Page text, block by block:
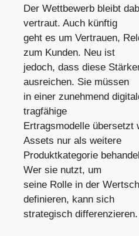
Der Wettbewerb bleibt
vertraut. Auch künftig
geht es um Vertrauen,
zum Kunden. Neu ist
jedoch, dass diese
ausreichen. Sie müssen
in einer zunehmend
tragfähige
Ertragsmodelle übersetzt
Assets nur als weitere
Produktkategorie
Wer sie nutzt, um
seine Rolle in der
definieren, kann sich
strategisch differenzieren.